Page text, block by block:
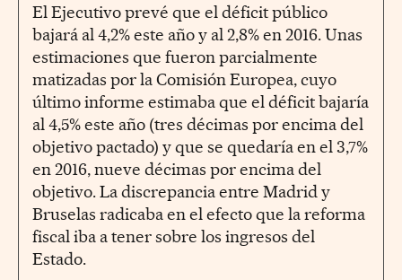
El Ejecutivo prevé que el déficit público
bajará al 4,2% este año y al 2,8% en 2016. Unas
estimaciones que fueron parcialmente
matizadas por la Comisión Europea, cuyo
último informe estimaba que el déficit bajaría
al 4,5% este año (tres décimas por encima del
objetivo pactado) y que se quedaría en el 3,7%
en 2016, nueve décimas por encima del
objetivo. La discrepancia entre Madrid y
Bruselas radicaba en el efecto que la reforma
fiscal iba a tener sobre los ingresos del
Estado.